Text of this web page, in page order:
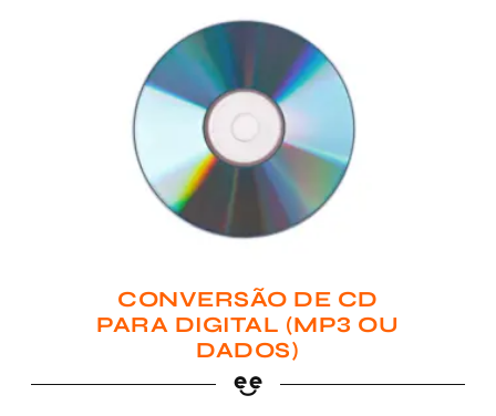
CONVERSÃO DE CD
PARA DIGITAL (MP3 OU
DADOS)